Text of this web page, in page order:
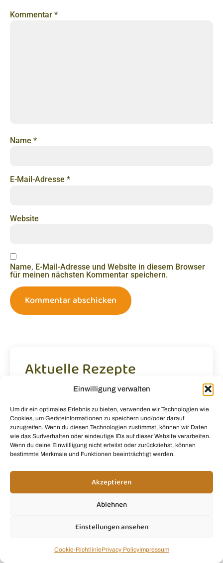
Einwilligung verwalten
Um dir ein optimales Erlebnis zu bieten, verwenden wir Technologien wie
Cookies, um Geräteinformationen zu speichern und/oder darauf
zuzugreifen. Wenn du diesen Technologien zustimmst, können wir Daten
wie das Surfverhalten oder eindeutige IDs auf dieser Website verarbeiten.
Wenn du deine Einwillligung nicht erteilst oder zurückziehst, können
bestimmte Merkmale und Funktionen beeinträchtigt werden.
Akzeptieren
Ablehnen
Einstellungen ansehen
Cookie-RichtliniePrivacy PolicyImpressum
Kommentar *
Name *
E-Mail-Adresse *
Website
Name, E-Mail-Adresse und Website in diesem Browser
für meinen nächsten Kommentar speichern.
Aktuelle Rezepte
Weltbester Wassermelonen-Smoothie
Wassermelonen-Smoothie
Sehr Beeriger Smoothie
Empfehlungen